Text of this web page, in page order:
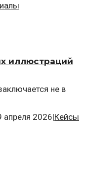
иллюстраций
не в
апреля 2026|Кейсы